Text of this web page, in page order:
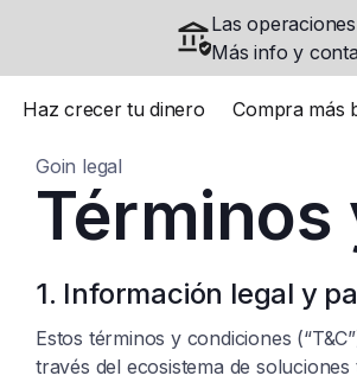
Las
Más info y
Haz crecer tu dinero Compra más
Goin legal
Términos
1. Información legal y
Estos términos y condiciones
través del ecosistema de